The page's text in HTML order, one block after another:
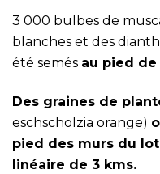
3 000 bulbes de
blanches et des
été semés au pied de
Des graines de
eschscholzia orange)
pied des murs du
linéaire de 3 kms.